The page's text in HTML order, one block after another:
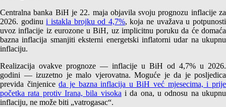
Centralna banka BiH je 22. maja objavila svoju prognozu inflacije za
2026. godinui istakla brojku od 4,7%, koja ne uvažava u potpunosti
uvoz inflacije iz eurozone u BiH, uz implicitnu poruku da će domaća
bazna inflacija smanjiti eksterni energetski inflatorni udar na ukupnu
inflaciju.
Realizacija ovakve prognoze — inflacije u BiH od 4,7% u 2026.
godini — izuzetno je malo vjerovatna. Moguće je da je posljedica
previda činjeniceda je bazna inflacija u BiH već mjesecima, i prije
početka rata protiv Irana, bila visoka i da ona, u odnosu na ukupnu
inflaciju, ne može biti „vatrogasac“.